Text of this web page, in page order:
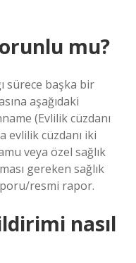
mu?
sürece başka bir
aşağıdaki
(Evlilik cüzdanı
evlilik cüzdanı iki
veya özel sağlık
gereken sağlık
resmi rapor.
nasıl